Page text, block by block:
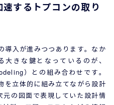
するトプコンの取り
導入が進みつつあります。なか
きな鍵となっているのが、
）との組み合わせで す。
を立体的に組み立てながら設計
元の図面で表現していた設計情